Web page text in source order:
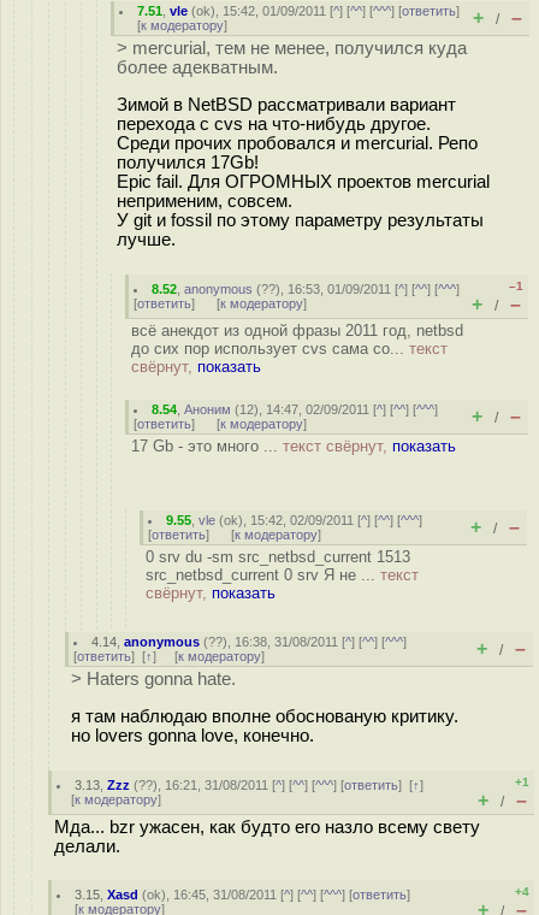
7.51 ,vle (ok), 15:42, 01/09/2011 [^] [^^] [^^^] [ответить]
[к модератору] + / –
> mercurial, тем не менее, получился куда
более адекватным.
Зимой в NetBSD рассматривали вариант
перехода с cvs на что-нибудь другое.
Среди прочих пробовался и mercurial. Репо
получился 17Gb!
Epic fail. Для ОГРОМНЫХ проектов mercurial
неприменим, совсем.
У git и fossil по этому параметру результаты
лучше.
8.52 ,anonymous (??), 16:53, 01/09/2011 [^] [^^] [^^^]
[ответить] [к модератору]
–1
+ / –
всё анекдот из одной фразы 2011 год, netbsd
до сих пор использует cvs сама со... текст
свёрнут, показать
8.54 ,Аноним (12), 14:47, 02/09/2011 [^] [^^] [^^^]
[ответить] [к модератору] + / –
17 Gb - это много ... текст свёрнут, показать
9.55 ,vle (ok), 15:42, 02/09/2011 [^] [^^] [^^^]
[ответить] [к модератору] + / –
0 srv du -sm src_netbsd_current 1513
src_netbsd_current 0 srv Я не ... текст
свёрнут, показать
4.14 ,anonymous (??), 16:38, 31/08/2011 [^] [^^] [^^^]
[ответить] [↑] [к модератору] + / –
> Haters gonna hate.
я там наблюдаю вполне обоснованую критику.
но lovers gonna love, конечно.
3.13 ,Zzz (??), 16:21, 31/08/2011 [^] [^^] [^^^] [ответить][↑]
[к модератору]
+1
+ / –
Мда... bzr ужасен, как будто его назло всему свету
делали.
3.15 ,Xasd (ok), 16:45, 31/08/2011 [^] [^^] [^^^] [ответить]
[к модератору]
+4
+ / –